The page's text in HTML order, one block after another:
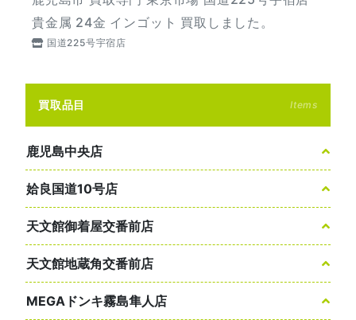
貴金属 24金 インゴット 買取しました。
国道225号宇宿店
買取品目 Items
鹿児島中央店
姶良国道10号店
天文館御着屋交番前店
天文館地蔵角交番前店
MEGAドンキ霧島隼人店